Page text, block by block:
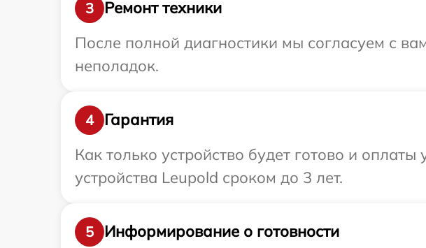
3
Ремонт техники
После полной диагностики мы согласуем с
неполадок.
4
Гарантия
Как только устройство будет готово и
устройства Leupold сроком до 3 лет.
5
Информирование о готовности